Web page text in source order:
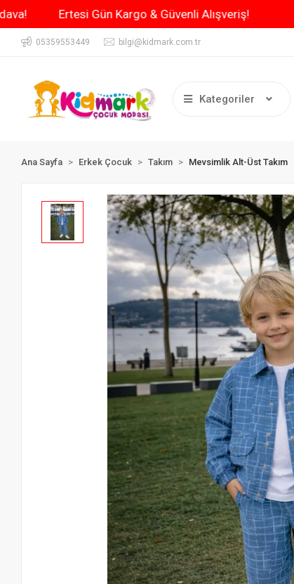
Bedava! Ertesi Gün Kargo & Güvenli Alışveriş!
05359553449 bilgi@kidmark.com.tr
Kategoriler
Ana Sayfa Erkek Çocuk Takım Mevsimlik Alt-Üst Takım